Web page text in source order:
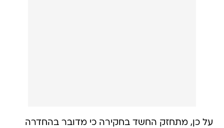
על כן, מתחזק החשד בחקירה כי מדובר בהחדרה